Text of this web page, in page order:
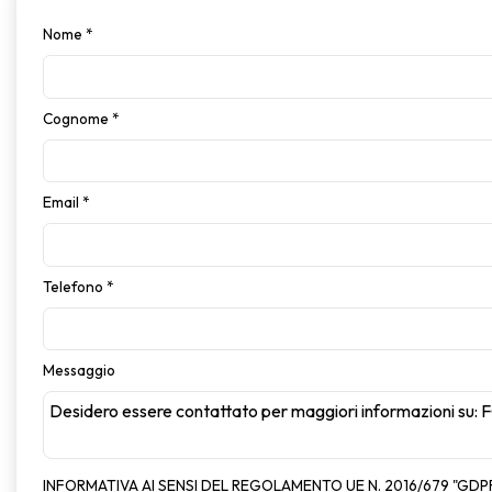
Nome *
Cognome *
Email *
Telefono *
Messaggio
INFORMATIVA AI SENSI DEL REGOLAMENTO UE N. 2016/679